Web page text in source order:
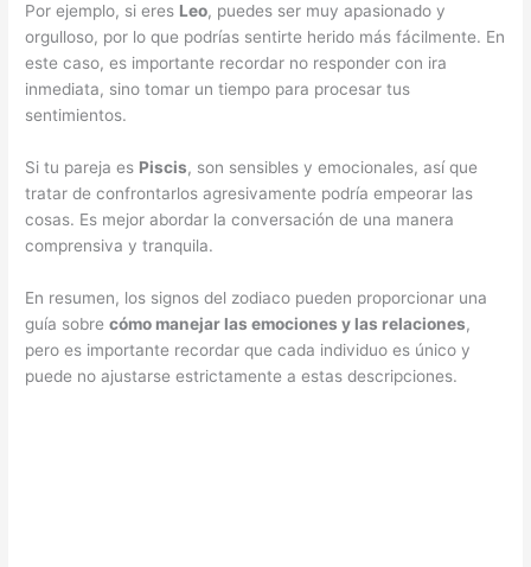
Por ejemplo, si eres Leo, puedes ser muy apasionado y
orgulloso, por lo que podrías sentirte herido más fácilmente. En
este caso, es importante recordar no responder con ira
inmediata, sino tomar un tiempo para procesar tus
sentimientos.
Si tu pareja es Piscis, son sensibles y emocionales, así que
tratar de confrontarlos agresivamente podría empeorar las
cosas. Es mejor abordar la conversación de una manera
comprensiva y tranquila.
En resumen, los signos del zodiaco pueden proporcionar una
guía sobrecómo manejar las emociones y las relaciones,
pero es importante recordar que cada individuo es único y
puede no ajustarse estrictamente a estas descripciones.